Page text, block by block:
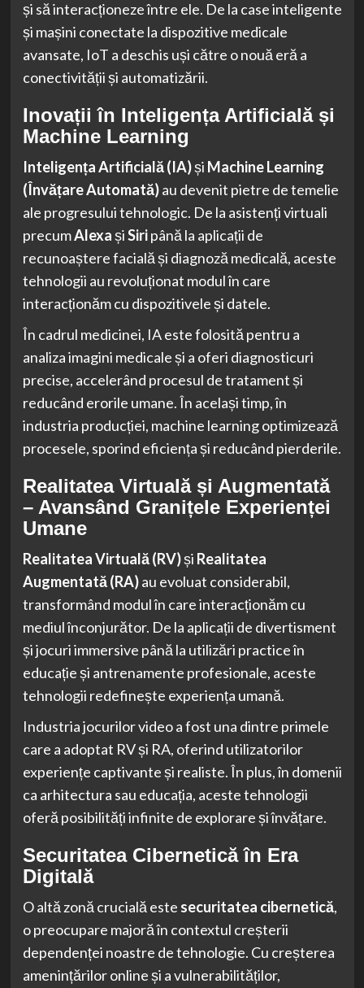
și să interacționeze între ele. De la case inteligente
și mașini conectate la dispozitive medicale
avansate, IoT a deschis uși către o nouă eră a
conectivității și automatizării.
Inovații în Inteligența Artificială și
Machine Learning
Inteligența Artificială (IA)și Machine Learning
(Învățare Automată)au devenit pietre de temelie
ale progresului tehnologic. De la asistenți virtuali
precumAlexașiSiripână la aplicații de
recunoaștere facială și diagnoză medicală, aceste
tehnologii au revoluționat modul în care
interacționăm cu dispozitivele și datele.
În cadrul medicinei, IA este folosită pentru a
analiza imagini medicale și a oferi diagnosticuri
precise, accelerând procesul de tratament și
reducând erorile umane. În același timp, în
industria producției, machine learning optimizează
procesele, sporind eficiența și reducând pierderile.
Realitatea Virtuală și Augmentată
– Avansând Granițele Experienței
Umane
Realitatea Virtuală (RV)și Realitatea
Augmentată (RA)au evoluat considerabil,
transformând modul în care interacționăm cu
mediul înconjurător. De la aplicații de divertisment
și jocuri immersive până la utilizări practice în
educație și antrenamente profesionale, aceste
tehnologii redefinește experiența umană.
Industria jocurilor video a fost una dintre primele
care a adoptat RV și RA, oferind utilizatorilor
experiențe captivante și realiste. În plus, în domenii
ca arhitectura sau educația, aceste tehnologii
oferă posibilități infinite de explorare și învățare.
Securitatea Cibernetică în Era
Digitală
O altă zonă crucială este securitatea cibernetică,
o preocupare majoră în contextul creșterii
dependenței noastre de tehnologie. Cu creșterea
amenințărilor online și a vulnerabilităților,